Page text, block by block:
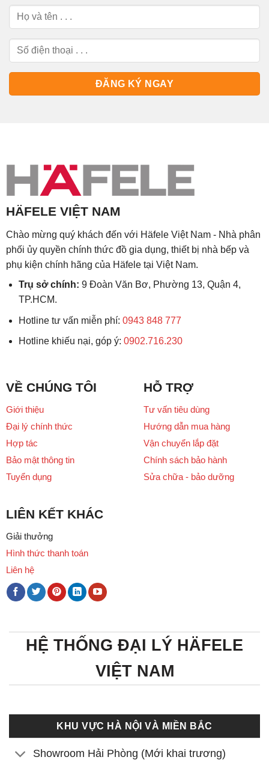
HÄFELE VIỆT NAM
Chào mừng quý khách đến với Häfele Việt Nam - Nhà phân
phối ủy quyền chính thức đồ gia dụng, thiết bị nhà bếp và
phụ kiện chính hãng của Häfele tại Việt Nam.
Trụ sở chính: 9 Đoàn Văn Bơ, Phường 13, Quận 4,
TP.HCM.
Hotline tư vấn miễn phí: 0943 848 777
Hotline khiếu nại, góp ý: 0902.716.230
VỀ CHÚNG TÔI
Giới thiệu
Đại lý chính thức
Hợp tác
Bảo mật thông tin
Tuyển dụng
HỖ TRỢ
Tư vấn tiêu dùng
Hướng dẫn mua hàng
Vận chuyển lắp đặt
Chính sách bảo hành
Sửa chữa - bảo dưỡng
LIÊN KẾT KHÁC
Giải thưởng
Hình thức thanh toán
Liên hệ
HỆ THỐNG ĐẠI LÝ HÄFELE
VIỆT NAM
KHU VỰC HÀ NỘI VÀ MIỀN BẮC
Showroom Hải Phòng (Mới khai trương)